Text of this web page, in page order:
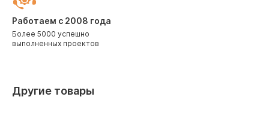
Работаем с 2008 года
Более 5000 успешно
выполненных проектов
Другие товары